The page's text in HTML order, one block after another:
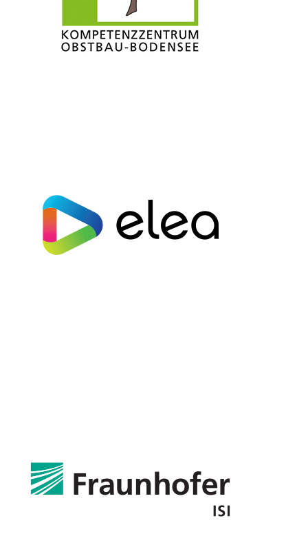
Elea Vertriebs-und Vermarktungsgesellschaft mbH
Fraunhofer-Institut für System- und